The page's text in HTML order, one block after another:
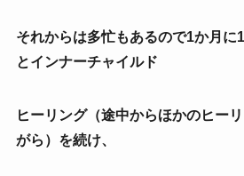
それからは多忙もあるので1か月に
とインナーチャイルド
ヒーリング（途中からほかのヒー
がら）を続け、